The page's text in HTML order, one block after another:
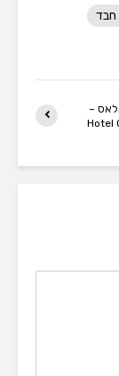
חבד
–
Hotel